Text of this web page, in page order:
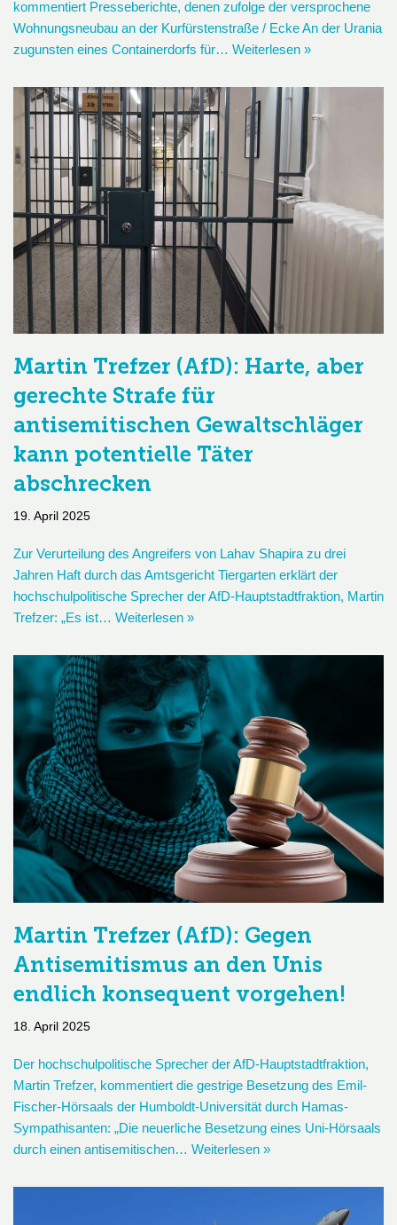
kommentiert Presseberichte, denen zufolge der versprochene
Wohnungsneubau an der Kurfürstenstraße / Ecke An der Urania
zugunsten eines Containerdorfs für… Weiterlesen »
Martin Trefzer (AfD): Harte, aber
gerechte Strafe für
antisemitischen Gewaltschläger
kann potentielle Täter
abschrecken
19. April 2025
Zur Verurteilung des Angreifers von Lahav Shapira zu drei
Jahren Haft durch das Amtsgericht Tiergarten erklärt der
hochschulpolitische Sprecher der AfD-Hauptstadtfraktion, Martin
Trefzer: „Es ist… Weiterlesen »
Martin Trefzer (AfD): Gegen
Antisemitismus an den Unis
endlich konsequent vorgehen!
18. April 2025
Der hochschulpolitische Sprecher der AfD-Hauptstadtfraktion,
Martin Trefzer, kommentiert die gestrige Besetzung des Emil-
Fischer-Hörsaals der Humboldt-Universität durch Hamas-
Sympathisanten: „Die neuerliche Besetzung eines Uni-Hörsaals
durch einen antisemitischen… Weiterlesen »